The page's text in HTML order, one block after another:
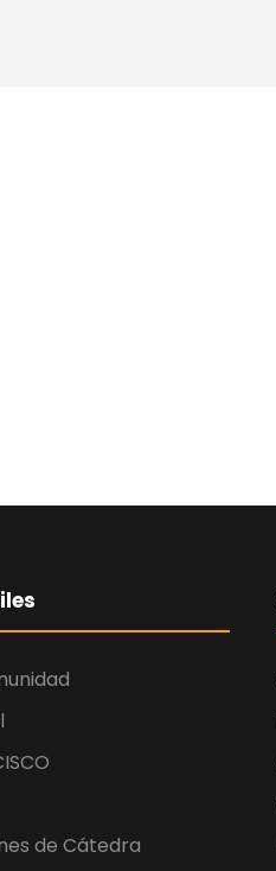
de Cátedra